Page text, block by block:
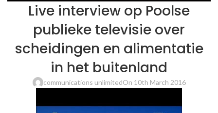
VIDEO
Live interview op Poolse
publieke televisie over
scheidingen en alimentatie
in het buitenland
communications unlimitedOn 10th March 2016